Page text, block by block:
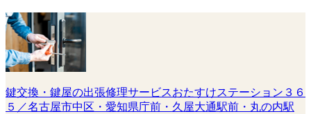
鍵交換・鍵屋の出張修理サービスおたすけステーション３６
５／名古屋市中区・愛知県庁前・久屋大通駅前・丸の内駅